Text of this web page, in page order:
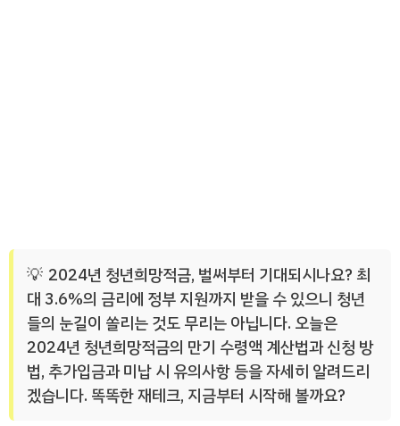
2024년 청년희망적금, 벌써부터 기대되시나요? 최
대 3.6%의 금리에 정부 지원까지 받을 수 있으니 청년
들의 눈길이 쏠리는 것도 무리는 아닙니다. 오늘은
2024년 청년희망적금의 만기 수령액 계산법과 신청 방
법, 추가입금과 미납 시 유의사항 등을 자세히 알려드리
겠습니다. 똑똑한 재테크, 지금부터 시작해 볼까요?